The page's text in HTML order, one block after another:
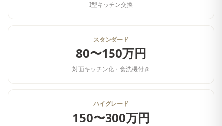
I型キッチン交換
スタンダード
80〜150万円
対面キッチン化・食洗機付き
ハイグレード
150〜300万円